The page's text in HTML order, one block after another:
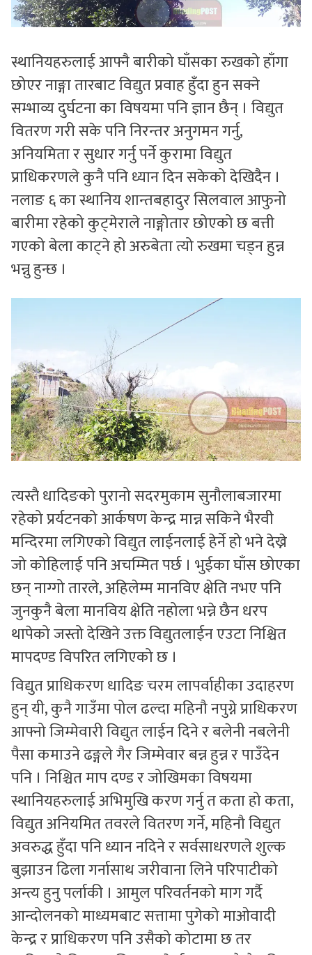
स्थानियहरुलाई आफ्नै बारीको घाँसका रुखको हाँगा
छोएर नाङ्गा तारबाट विद्युत प्रवाह हुँदा हुन सक्ने
सम्भाव्य दुर्घटना का विषयमा पनि ज्ञान छैन् । विद्युत
वितरण गरी सके पनि निरन्तर अनुगमन गर्नु,
अनियमिता र सुधार गर्नु पर्ने कुरामा विद्युत
प्राधिकरणले कुनै पनि ध्यान दिन सकेको देखिदैन ।
नलाङ ६ का स्थानिय शान्तबहादुर सिलवाल आफुनो
बारीमा रहेको कुट्मेराले नाङ्गोतार छोएको छ बत्ती
गएको बेला काट्ने हो अरुबेता त्यो रुखमा चड्न हुन्न
भन्नु हुन्छ ।
त्यस्तै धादिङको पुरानो सदरमुकाम सुनौलाबजारमा
रहेको प्रर्यटनको आर्कषण केन्द्र मान्न सकिने भैरवी
मन्दिरमा लगिएको विद्युत लाईनलाई हेर्ने हो भने देख्ने
जो कोहिलाई पनि अचम्मित पर्छ । भुईका घाँस छोएका
छन् नाग्गो तारले, अहिलेम्म मानविए क्षेति नभए पनि
जुनकुनै बेला मानविय क्षेति नहोला भन्ने छैन धरप
थापेको जस्तो देखिने उक्त विद्युतलाईन एउटा निश्चित
मापदण्ड विपरित लगिएको छ ।
विद्युत प्राधिकरण धादिङ चरम लापर्वाहीका उदाहरण
हुन् यी, कुनै गाउँमा पोल ढल्दा महिनौ नपुग्ने प्राधिकरण
आफ्नो जिम्मेवारी विद्युत लाईन दिने र बलेनी नबलेनी
पैसा कमाउने ढङ्गले गैर जिम्मेवार बन्न हुन्न र पाउँदेन
पनि । निश्चित माप दण्ड र जोखिमका विषयमा
स्थानियहरुलाई अभिमुखि करण गर्नु त कता हो कता,
विद्युत अनियमित तवरले वितरण गर्ने, महिनौ विद्युत
अवरुद्ध हुँदा पनि ध्यान नदिने र सर्वसाधरणले शुल्क
बुझाउन ढिला गर्नासाथ जरीवाना लिने परिपाटीको
अन्त्य हुनु पर्लाकी । आमुल परिवर्तनको माग गर्दै
आन्दोलनको माध्यमबाट सत्तामा पुगेको माओवादी
केन्द्र र प्राधिकरण पनि उसैको कोटामा छ तर